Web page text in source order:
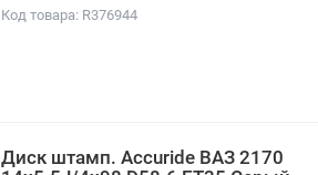
Код товара: R376944
Диск штамп. Accuride ВАЗ 2170